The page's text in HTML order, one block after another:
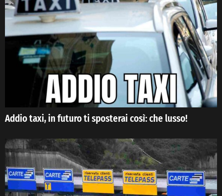
Addio taxi, in futuro ti sposterai così: che lusso!